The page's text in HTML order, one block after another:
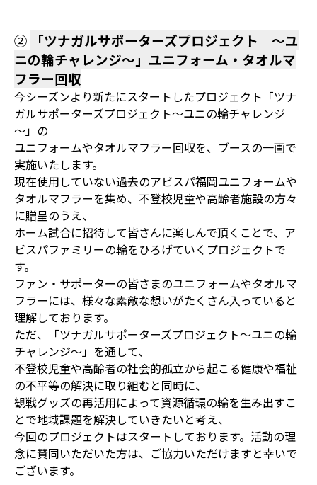
➁
「ツナガルサポーターズプロジェクト ～ユ
ニの輪チャレンジ～」ユニフォーム・タオルマ
フラー回収
今シーズンより新たにスタートしたプロジェクト「ツナ
ガルサポーターズプロジェクト～ユニの輪チャレンジ
～」の
ユニフォームやタオルマフラー回収を、ブースの一画で
実施いたします。
現在使用していない過去のアビスパ福岡ユニフォームや
タオルマフラーを集め、不登校児童や高齢者施設の方々
に贈呈のうえ、
ホーム試合に招待して皆さんに楽しんで頂くことで、ア
ビスパファミリーの輪をひろげていくプロジェクトで
す。
ファン・サポーターの皆さまのユニフォームやタオルマ
フラーには、様々な素敵な想いがたくさん入っていると
理解しております。
ただ、「ツナガルサポーターズプロジェクト～ユニの輪
チャレンジ～」を通して、
不登校児童や高齢者の社会的孤立から起こる健康や福祉
の不平等の解決に取り組むと同時に、
観戦グッズの再活用によって資源循環の輪を生み出すこ
とで地域課題を解決していきたいと考え、
今回のプロジェクトはスタートしております。活動の理
念に賛同いただいた方は、ご協力いただけますと幸いで
ございます。